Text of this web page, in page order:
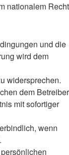
nationalem Recht
und die
wird dem
widersprechen.
dem Betreiber
mit sofortiger
wenn